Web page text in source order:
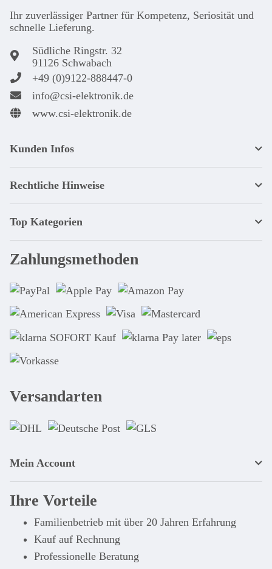
Ihr zuver­läs­siger Partner für Kom­pe­tenz, Seri­osi­tät und
schnel­le Lie­ferung.
Südliche Ringstr. 32
91126 Schwabach
+49 (0)9122-888447-0
info@csi-elektronik.de
www.csi-elektronik.de
Kunden Infos
Rechtliche Hinweise
Top Kategorien
Zahlungsmethoden
Versandarten
Mein Account
Ihre Vorteile
Familienbetrieb mit über 20 Jahren Erfahrung
Kauf auf Rechnung
Professionelle Beratung